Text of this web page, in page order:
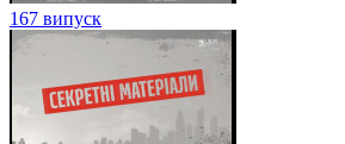
167 випуск